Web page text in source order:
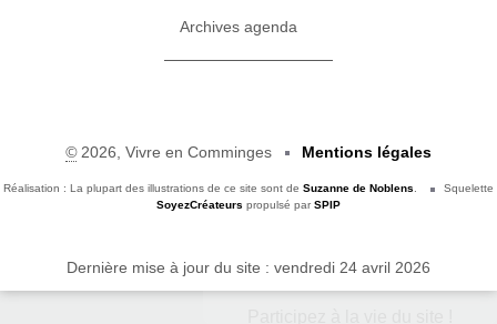
Archives agenda
©2026, Vivre en Comminges Mentions légales
Réalisation : La plupart des illustrations de ce site sont deSuzanne de Noblens.
Squelette
SoyezCréateurs propulsé par SPIP
Dernière mise à jour du site : vendredi 24 avril 2026